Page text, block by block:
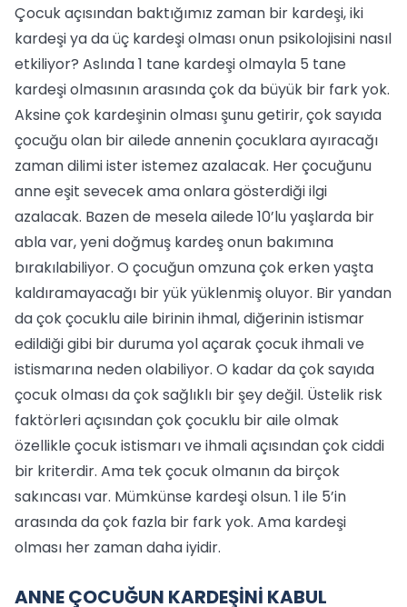
Çocuk açısından baktığımız zaman bir kardeşi, iki
kardeşi ya da üç kardeşi olması onun psikolojisini nasıl
etkiliyor? Aslında 1 tane kardeşi olmayla 5 tane
kardeşi olmasının arasında çok da büyük bir fark yok.
Aksine çok kardeşinin olması şunu getirir, çok sayıda
çocuğu olan bir ailede annenin çocuklara ayıracağı
zaman dilimi ister istemez azalacak. Her çocuğunu
anne eşit sevecek ama onlara gösterdiği ilgi
azalacak. Bazen de mesela ailede 10’lu yaşlarda bir
abla var, yeni doğmuş kardeş onun bakımına
bırakılabiliyor. O çocuğun omzuna çok erken yaşta
kaldıramayacağı bir yük yüklenmiş oluyor. Bir yandan
da çok çocuklu aile birinin ihmal, diğerinin istismar
edildiği gibi bir duruma yol açarak çocuk ihmali ve
istismarına neden olabiliyor. O kadar da çok sayıda
çocuk olması da çok sağlıklı bir şey değil. Üstelik risk
faktörleri açısından çok çocuklu bir aile olmak
özellikle çocuk istismarı ve ihmali açısından çok ciddi
bir kriterdir. Ama tek çocuk olmanın da birçok
sakıncası var. Mümkünse kardeşi olsun. 1 ile 5’in
arasında da çok fazla bir fark yok. Ama kardeşi
olması her zaman daha iyidir.
ANNE ÇOCUĞUN KARDEŞİNİ KABUL